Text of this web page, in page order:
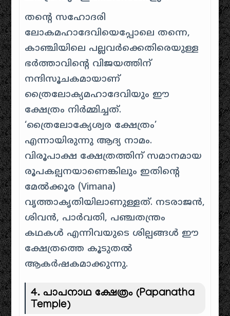
തന്റെ സഹോദരി
ലോകമഹാദേവിയെപ്പോലെ തന്നെ,
കാഞ്ചിയിലെ പല്ലവർക്കെതിരെയുള്ള
ഭർത്താവിന്റെ വിജയത്തിന്
നന്ദിസൂചകമായാണ്
ത്രൈലോക്യമഹാദേവിയും ഈ
ക്ഷേത്രം നിർമ്മിച്ചത്.
‘ത്രൈലോക്യേശ്വര ക്ഷേത്രം’
എന്നായിരുന്നു ആദ്യ നാമം.
വിരൂപാക്ഷ ക്ഷേത്രത്തിന് സമാനമായ
രൂപകല്പനയാണെങ്കിലും ഇതിന്റെ
മേൽക്കൂര (Vimana)
വൃത്താകൃതിയിലാണുള്ളത്. നടരാജൻ,
ശിവൻ, പാർവതി, പഞ്ചതന്ത്രം
കഥകൾ എന്നിവയുടെ ശില്പങ്ങൾ ഈ
ക്ഷേത്രത്തെ കൂടുതൽ
ആകർഷകമാക്കുന്നു.
4.പാപനാഥ ക്ഷേത്രം (Papanatha
Temple)